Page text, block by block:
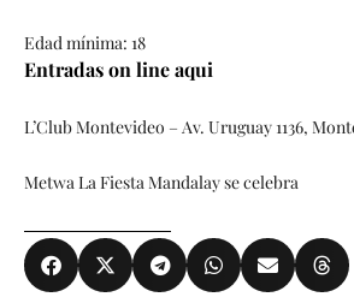
Edad mínima: 18
Entradas on line aqui
L’Club Montevideo – Av. Uruguay 1136,
Metwa La Fiesta Mandalay se celebra